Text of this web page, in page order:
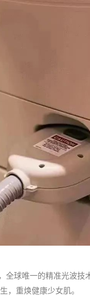
全球唯一的精准光波
，重焕健康少女肌。